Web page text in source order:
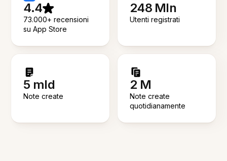
4.4
73.000+ recensioni
su App Store
248 Mln
Utenti registrati
5 mld
Note create
2 M
Note create
quotidianamente